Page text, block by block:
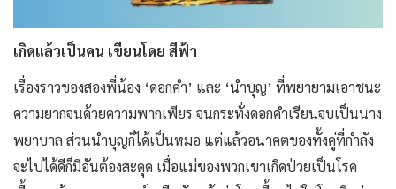
เกิดแล้วเป็นคน เขียนโดย สีฟ้า
เรื่องราวของสองพี่น้อง ‘ดอกคำ’ และ ‘นำบุญ’ ที่พยายามเอาชนะ
ความยากจนด้วยความพากเพียร จนกระทั่งดอกคำเรียนจบเป็นนาง
พยาบาล ส่วนนำบุญก็ได้เป็นหมอ แต่แล้วอนาคตของทั้งคู่ที่กำลัง
จะไปได้ดีก็มีอันต้องสะดุด เมื่อแม่ของพวกเขาเกิดป่วยเป็นโรค